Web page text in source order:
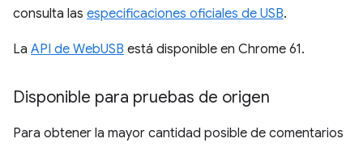
consulta las especificaciones oficiales de USB.
La API de WebUSB está disponible en Chrome 61.
Disponible para pruebas de origen
Para obtener la mayor cantidad posible de comentarios